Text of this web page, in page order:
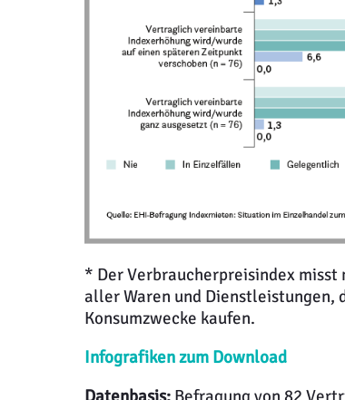
* Der Verbraucherpreisindex
aller Waren und Dienstleistungen,
Konsumzwecke kaufen.
Infografiken zum Download